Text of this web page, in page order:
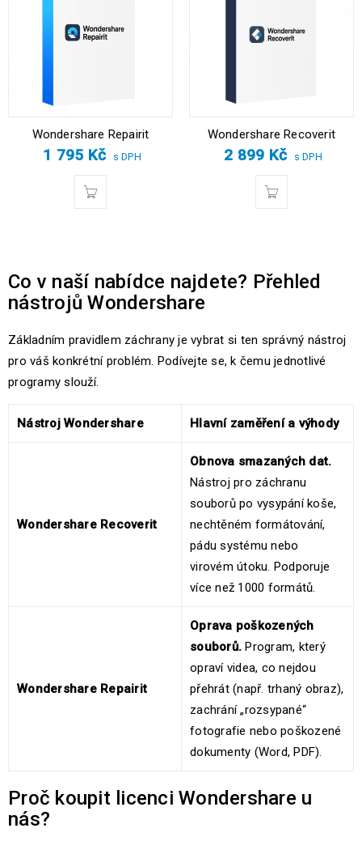
Wondershare Repairit
1 795 Kč s DPH
Wondershare Recoverit
2 899 Kč s DPH
Co v naší nabídce najdete? Přehled
nástrojů Wondershare
Základním pravidlem záchrany je vybrat si ten správný nástroj
pro váš konkrétní problém. Podívejte se, k čemu jednotlivé
programy slouží.
Nástroj Wondershare Hlavní zaměření a výhody
Wondershare Recoverit
Obnova smazaných dat.
Nástroj pro záchranu
souborů po vysypání koše,
nechtěném formátování,
pádu systému nebo
virovém útoku. Podporuje
více než 1000 formátů.
Wondershare Repairit
Oprava poškozených
souborů. Program, který
opraví videa, co nejdou
přehrát (např. trhaný obraz),
zachrání „rozsypané“
fotografie nebo poškozené
dokumenty (Word, PDF).
Proč koupit licenci Wondershare u
nás?